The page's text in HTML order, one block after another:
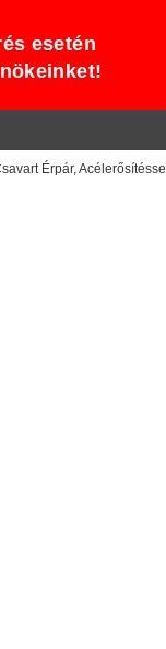
esetén
Érpár, Acélerősítéssel